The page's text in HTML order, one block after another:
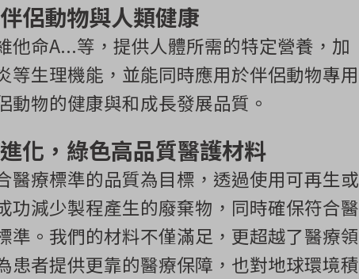
侶動物與人類健康
他命A...等，提供人體所需的特定營養，加
等生理機能，並能同時應用於伴侶動物專用
動物的健康與和成長發展品質。
化，綠色高品質醫護材料
醫療標準的品質為目標，透過使用可再生或
功減少製程產生的廢棄物，同時確保符合醫
準。我們的材料不僅滿足，更超越了醫療領
患者提供更靠的醫療保障，也對地球環境積